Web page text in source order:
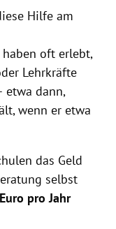
Hilfe am
haben oft erlebt,
Lehrkräfte
etwa dann,
wenn er etwa
das Geld
selbst
pro Jahr